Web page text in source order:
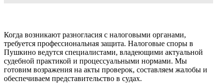
Когда возникают разногласия с налоговыми органами,
требуется профессиональная защита. Налоговые споры в
Пушкино ведутся специалистами, владеющими актуальной
судебной практикой и процессуальными нормами. Мы
готовим возражения на акты проверок, составляем жалобы и
обеспечиваем представительство в судах.